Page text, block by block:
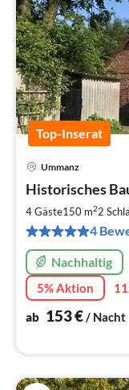
Top-Inserat
Ummanz
Historisches
4 Gäste150 m22
4
Nachhaltig
5% Aktion
ab 153€/ Nacht